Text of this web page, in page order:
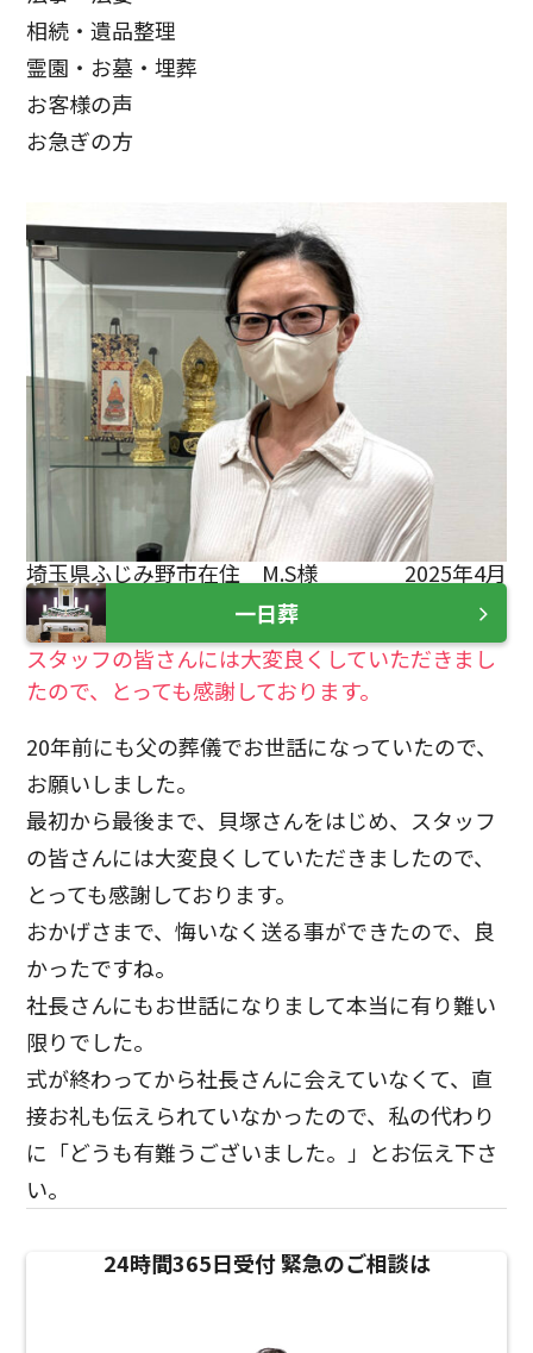
相続・遺品整理
霊園・お墓・埋葬
お客様の声
お急ぎの方
お客様からたくさんの感謝の声をいただきました
埼玉県ふじみ野市在住 M.S様
2025年4月
一日葬
スタッフの皆さんには大変良くしていただきまし
たので、とっても感謝しております。
20年前にも父の葬儀でお世話になっていたので、
お願いしました。
最初から最後まで、貝塚さんをはじめ、スタッフ
の皆さんには大変良くしていただきましたので、
とっても感謝しております。
おかげさまで、悔いなく送る事ができたので、良
かったですね。
社長さんにもお世話になりまして本当に有り難い
限りでした。
式が終わってから社長さんに会えていなくて、直
接お礼も伝えられていなかったので、私の代わり
に「どうも有難うございました。」とお伝え下さ
い。
24時間365日受付緊急のご相談は